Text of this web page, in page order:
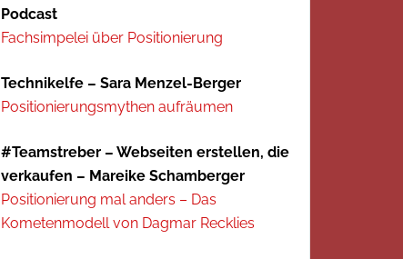
Podcast
Fachsimpelei über Positionierung
Technikelfe – Sara Menzel-Berger
Positionierungsmythen aufräumen
#Teamstreber – Webseiten erstellen, die
verkaufen – Mareike Schamberger
Positionierung mal anders – Das
Kometenmodell von Dagmar Recklies